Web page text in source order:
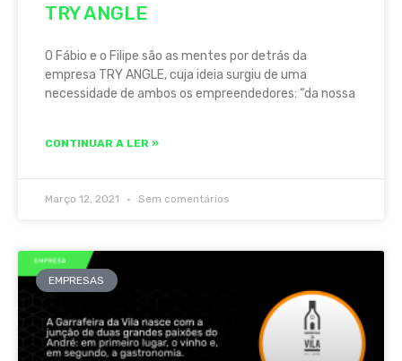
TRY ANGLE
O Fábio e o Filipe são as mentes por detrás da
empresa TRY ANGLE, cuja ideia surgiu de uma
necessidade de ambos os empreendedores: “da nossa
CONTINUAR A LER »
Março 12, 2021 Sem comentários
EMPRESAS